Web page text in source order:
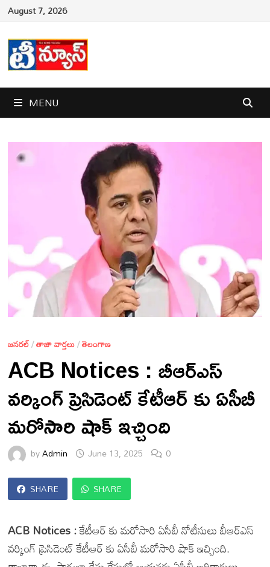
Skip
content
August 7, 2026
MENU
జనరల్/తాజా వార్తలు/తెలంగాణ
ACB Notices : బీఆర్ఎస్
వర్కింగ్ ప్రెసిడెంట్ కేటీఆర్ కు ఏసీబీ
మరోసారి షాక్ ఇచ్చింది
byAdmin June 13, 2025 0
SHARE SHARE
ACB Notices :కేటీఆర్ కు మరోసారి ఏసీబీ నోటీసులు బీఆర్ఎస్
వర్కింగ్ ప్రెసిడెంట్ కేటీఆర్ కు ఏసీబీ మరోసారి షాక్ ఇచ్చింది.